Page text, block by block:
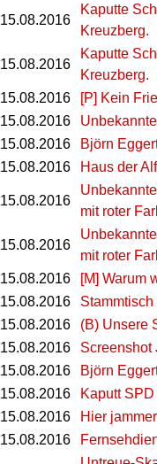
15.08.2016
Kaputte
Kreuzberg.
15.08.2016
Kaputte
Kreuzberg.
15.08.2016
[P] Kein
15.08.2016
15.08.2016
Björn
15.08.2016 Haus der
15.08.2016
mit roter
15.08.2016
mit roter
15.08.2016
[M] Warum
15.08.2016
Stammtisch
15.08.2016
(B) Unsere
15.08.2016
Screenshot
15.08.2016
Björn
15.08.2016
Kaputt SPD
15.08.2016
Hier
15.08.2016